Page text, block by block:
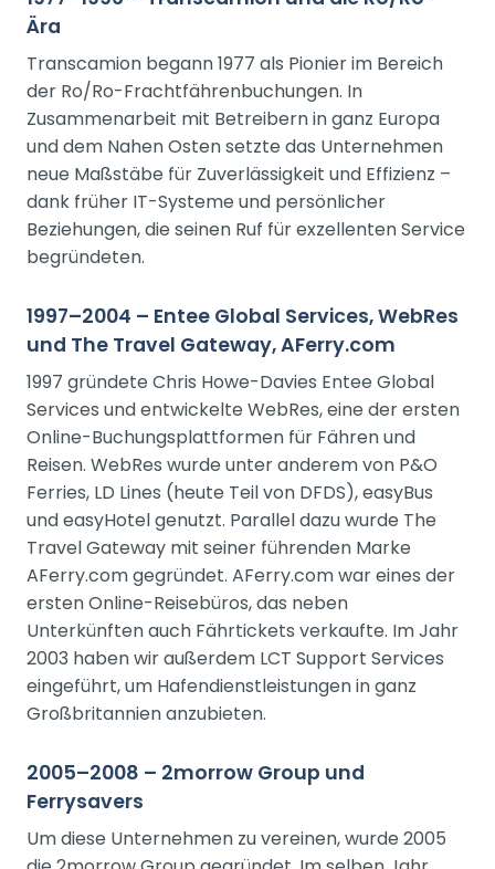
Ära
Transcamion begann 1977 als Pionier im Bereich
der Ro/Ro-Frachtfährenbuchungen. In
Zusammenarbeit mit Betreibern in ganz Europa
und dem Nahen Osten setzte das Unternehmen
neue Maßstäbe für Zuverlässigkeit und Effizienz –
dank früher IT-Systeme und persönlicher
Beziehungen, die seinen Ruf für exzellenten Service
begründeten.
1997–2004 – Entee Global Services, WebRes
und The Travel Gateway, AFerry.com
1997 gründete Chris Howe-Davies Entee Global
Services und entwickelte WebRes, eine der ersten
Online-Buchungsplattformen für Fähren und
Reisen. WebRes wurde unter anderem von P&O
Ferries, LD Lines (heute Teil von DFDS), easyBus
und easyHotel genutzt. Parallel dazu wurde The
Travel Gateway mit seiner führenden Marke
AFerry.com gegründet. AFerry.com war eines der
ersten Online-Reisebüros, das neben
Unterkünften auch Fährtickets verkaufte. Im Jahr
2003 haben wir außerdem LCT Support Services
eingeführt, um Hafendienstleistungen in ganz
Großbritannien anzubieten.
2005–2008 – 2morrow Group und
Ferrysavers
Um diese Unternehmen zu vereinen, wurde 2005